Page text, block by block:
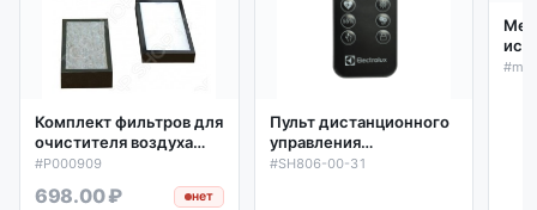
Комплект фильтров для
очистителя воздуха
Polaris PPA4045
#P000909
698.00 ₽ нет
Пульт дистанционного
управления
увлажнителя воздуха
#SH806-00-31